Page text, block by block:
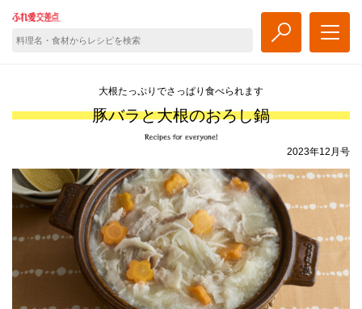
大根たっぷりでさっぱり食べられます
豚バラと大根のおろし鍋
2023年12月号